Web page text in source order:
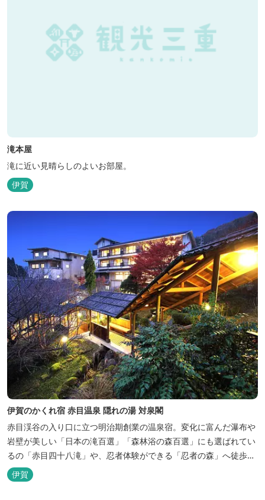
滝本屋
滝に近い見晴らしのよいお部屋。
伊賀
伊賀のかくれ宿 赤目温泉 隠れの湯 対泉閣
赤目渓谷の入り口に立つ明治期創業の温泉宿。変化に富んだ瀑布や
岩壁が美しい「日本の滝百選」「森林浴の森百選」にも選ばれてい
るの「赤目四十八滝」や、忍者体験ができる「忍者の森」へ徒歩５
分と観光にも好立地です。 地下１０００メートルから湧くアルカリ
性単純温泉はしっとり滑らかな肌触りで美肌効果も期待できます。
伊賀